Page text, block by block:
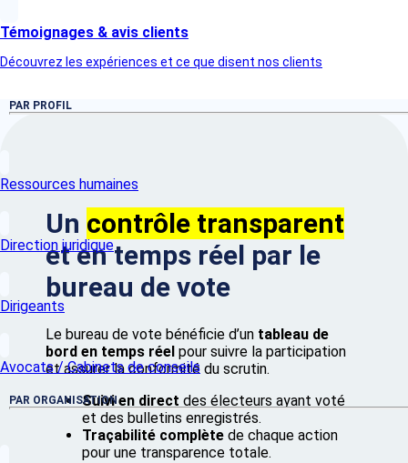
Témoignages & avis clients
Découvrez les expériences et ce que disent nos clients
PAR PROFIL
Ressources humaines
Direction juridique
Dirigeants
Avocats / Cabinets de conseils
PAR ORGANISATION
Un contrôle transparent
et en temps réel par le
bureau de vote
Le bureau de vote bénéficie d’un tableau de
bord en temps réel pour suivre la participation
et assurer la conformité du scrutin.
Suivi en direct des électeurs ayant voté
et des bulletins enregistrés.
Traçabilité complète de chaque action
pour une transparence totale.